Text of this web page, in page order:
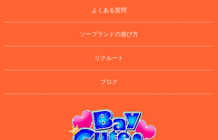
よくある質問
ソープランドの遊び方
リクルート
ブログ